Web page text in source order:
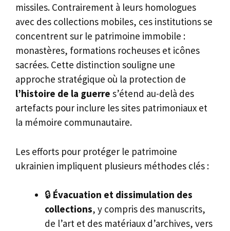
missiles. Contrairement à leurs homologues
avec des collections mobiles, ces institutions se
concentrent sur le patrimoine immobile :
monastères, formations rocheuses et icônes
sacrées. Cette distinction souligne une
approche stratégique où la protection de
l’histoire de la guerre s’étend au-delà des
artefacts pour inclure les sites patrimoniaux et
la mémoire communautaire.
Les efforts pour protéger le patrimoine
ukrainien impliquent plusieurs méthodes clés :
🔒 Évacuation et dissimulation des
collections, y compris des manuscrits,
de l’art et des matériaux d’archives, vers